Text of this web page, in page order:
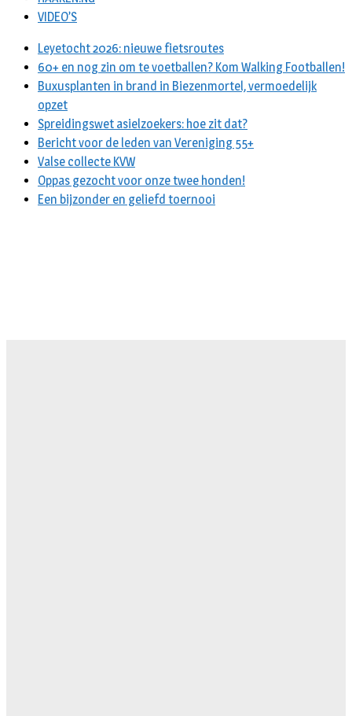
VIDEO’S
Leyetocht 2026: nieuwe fietsroutes
60+ en nog zin om te voetballen? Kom Walking Footballen!
Buxusplanten in brand in Biezenmortel, vermoedelijk
opzet
Spreidingswet asielzoekers: hoe zit dat?
Bericht voor de leden van Vereniging 55+
Valse collecte KVW
Oppas gezocht voor onze twee honden!
Een bijzonder en geliefd toernooi